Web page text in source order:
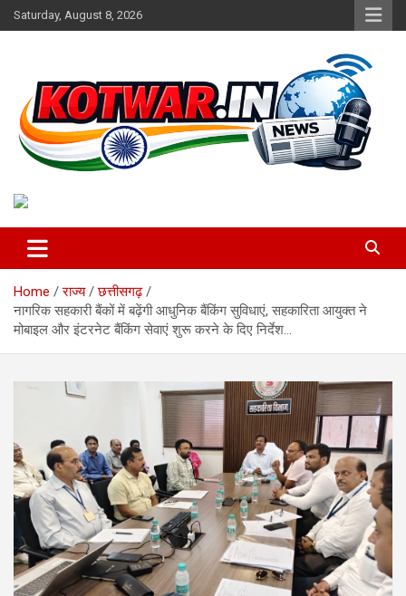
Skip
to
Saturday, August 8, 2026
kotwar.in
Home राज्य
छत्तीसगढ़
नागरिक सहकारी बैंकों में बढ़ेंगी आधुनिक बैंकिंग सुविधाएं, सहकारिता आयुक्त ने
मोबाइल और इंटरनेट बैंकिंग सेवाएं शुरू करने के दिए निर्देश…